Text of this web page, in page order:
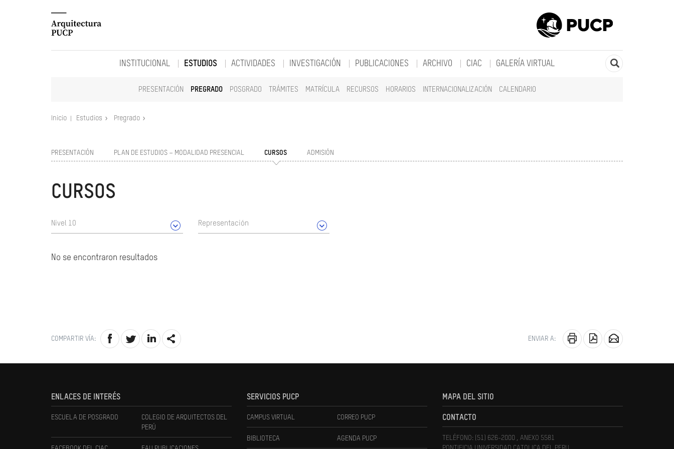
INSTITUCIONAL ESTUDIOS
PRESENTACIÓN PREGRADO POSGRADO TRÁMITES MATRÍCULA RECURSOS HORARIOS INTERNACIONALIZACIÓN CALENDARIO
ACTIVIDADES INVESTIGACIÓN PUBLICACIONES ARCHIVO CIAC GALERÍA VIRTUAL
Inicio Estudios Pregrado
PRESENTACIÓN PLAN DE ESTUDIOS – MODALIDAD PRESENCIAL CURSOS ADMISIÓN
CURSOS
Nivel 10 Representación
No se encontraron resultados
COMPARTIR VÍA: ENVIAR A:
ENLACES DE INTERÉS
ESCUELA DE POSGRADO
COLEGIO DE ARQUITECTOS DEL
PERÚ
SERVICIOS PUCP
CAMPUS VIRTUAL CORREO PUCP
BIBLIOTECA AGENDA PUCP
MAPA DEL SITIO
CONTACTO
TELÉFONO: (51) 626-2000 , ANEXO 5581